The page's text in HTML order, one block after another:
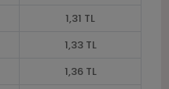
1,31 TL
1,33 TL
1,36 TL